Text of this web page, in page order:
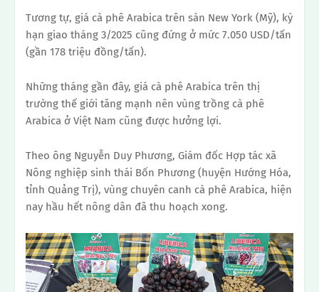
Tương tự, giá cà phê Arabica trên sàn New York (Mỹ), kỳ
hạn giao tháng 3/2025 cũng đứng ở mức 7.050 USD/tấn
(gần 178 triệu đồng/tấn).
Những tháng gần đây, giá cà phê Arabica trên thị
trường thế giới tăng mạnh nên vùng trồng cà phê
Arabica ở Việt Nam cũng được hưởng lợi.
Theo ông Nguyễn Duy Phương, Giám đốc Hợp tác xã
Nông nghiệp sinh thái Bốn Phương (huyện Hướng Hóa,
tỉnh Quảng Trị), vùng chuyên canh cà phê Arabica, hiện
nay hầu hết nông dân đã thu hoạch xong.